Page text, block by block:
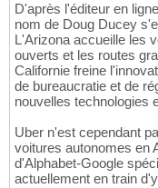
D'après l'éditeur en
nom de Doug Ducey
L'Arizona accueille les
ouverts et les routes
Californie freine
de bureaucratie et de
nouvelles technologies
Uber n'est cependant
voitures autonomes en
d'Alphabet-Google
actuellement en train